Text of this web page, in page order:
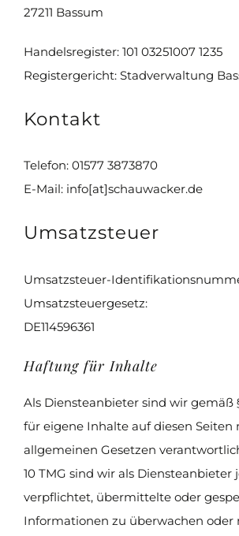
27211 Bassum
Handelsregister: 101 03251007 1235
Registergericht: Stadverwaltung
Kontakt
Telefon: 01577 3873870
E-Mail: info[at]schauwacker.de
Umsatzsteuer
Umsatzsteuer-
Umsatzsteuergesetz:
DE114596361
Haftung für Inhalte
Als Diensteanbieter sind wir gemäß
für eigene Inhalte auf diesen Seiten
allgemeinen Gesetzen
10 TMG sind wir als Diensteanbieter
verpflichtet, übermittelte oder
Informationen zu überwachen oder